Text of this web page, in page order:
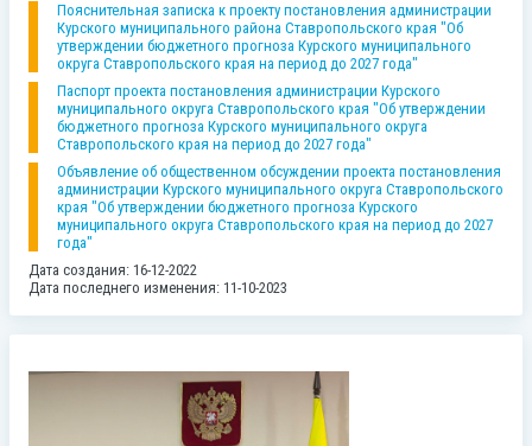
Пояснительная записка к проекту постановления администрации
Курского муниципального района Ставропольского края "Об
утверждении бюджетного прогноза Курского муниципального
округа Ставропольского края на период до 2027 года"
Паспорт проекта постановления администрации Курского
муниципального округа Ставропольского края "Об утверждении
бюджетного прогноза Курского муниципального округа
Ставропольского края на период до 2027 года"
Объявление об общественном обсуждении проекта постановления
администрации Курского муниципального округа Ставропольского
края "Об утверждении бюджетного прогноза Курского
муниципального округа Ставропольского края на период до 2027
года"
Дата создания: 16-12-2022
Дата последнего изменения: 11-10-2023